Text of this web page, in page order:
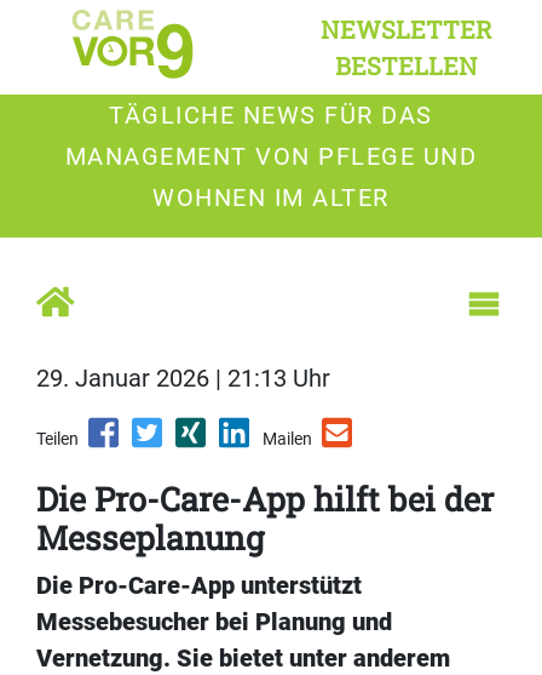
NEWSLETTER
BESTELLEN
TÄGLICHE NEWS FÜR DAS
MANAGEMENT VON PFLEGE UND
WOHNEN IM ALTER
29. Januar 2026 | 21:13 Uhr
Teilen Mailen
Die Pro-Care-App hilft bei der
Messeplanung
Die Pro-Care-App unterstützt
Messebesucher bei Planung und
Vernetzung. Sie bietet unter anderem